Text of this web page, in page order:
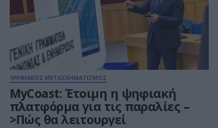
ΨΗΦΙΑΚΟΣ ΜΕΤΑΣΧΗΜΑΤΙΣΜΟΣ
MyCoast: Έτοιμη η ψηφιακή
πλατφόρμα για τις παραλίες –
>Πώς θα λειτουργεί